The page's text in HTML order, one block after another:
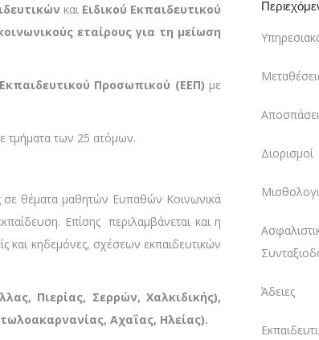
και Ειδικού Εκπαιδευτικού
εταίρους για τη μείωση
Προσωπικού (ΕΕΠ) με
των 25 ατόμων.
σε θέματα μαθητών Ευπαθών Κοινωνικά
Επίσης περιλαμβάνεται και η
και κηδεμόνες, σχέσεων εκπαιδευτικών
Πιερίας, Σερρών, Χαλκιδικής),
Αχαΐας, Ηλείας).
Διορισμοί
Άδειες